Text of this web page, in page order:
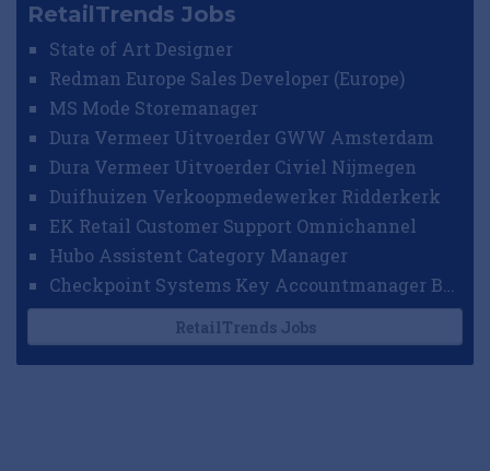
RetailTrends Jobs
State of Art Designer
Redman Europe Sales Developer (Europe)
MS Mode Storemanager
Dura Vermeer Uitvoerder GWW Amsterdam
Dura Vermeer Uitvoerder Civiel Nijmegen
Duifhuizen Verkoopmedewerker Ridderkerk
EK Retail Customer Support Omnichannel
Hubo Assistent Category Manager
RetailTrends Jobs